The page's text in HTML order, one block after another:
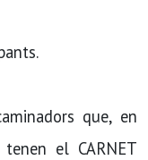
que, en
el CARNET